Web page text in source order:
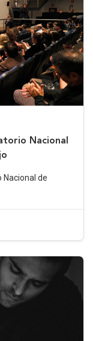
Nacional
de